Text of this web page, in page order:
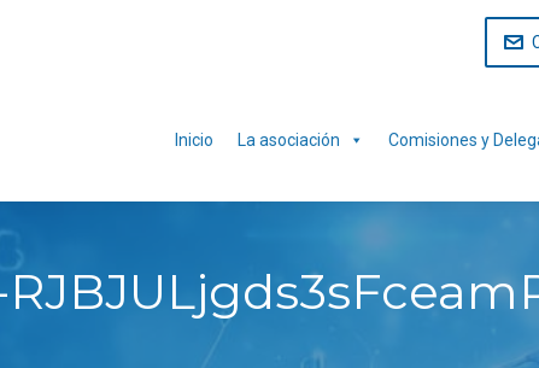
Inicio La asociación Comisiones y